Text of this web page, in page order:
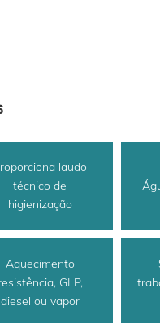
laudo
técnico de
higienização
Aquecimento
GLP,
diesel ou vapor